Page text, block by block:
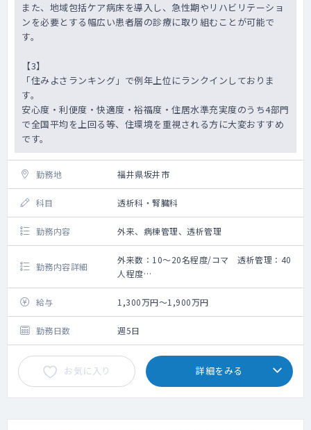
また、地域包括ケア病床を導入し、急性期やリハビリテーショ
ンを必要とする幅広い患者層の診療に取り組むことが可能で
す。
【3】
「住みよさランキング」で例年上位にランクインしておりま
す。
安心度・利便度・快適度・裕福度・住居水準充実度のうち4部門
で全国平均を上回る等、住環境を重視される方に大変おすすめ
です。
勤務地 福井県坂井市
科目 透析科・腎臓科
勤務内容 外来、病棟管理、透析管理
勤務内容詳細
外来数：10～20名程度/コマ 透析管理：40
人程度
これまでのご経験、ご希望を考慮し、
お任せする勤務内容を決定致します。
給与 1,300万円～1,900万円
勤務日数 週5日
お気に入り 詳細をみる